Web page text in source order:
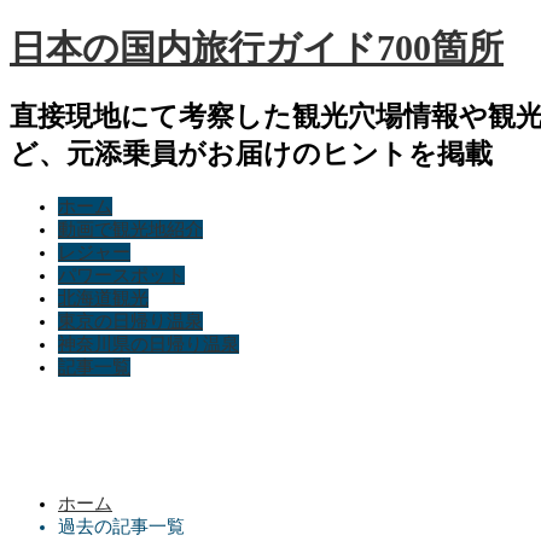
日本の国内旅行ガイド700箇所
直接現地にて考察した観光穴場情報や観
ど、元添乗員がお届けのヒントを掲載
ホーム
動画で観光地紹介
レジャー
パワースポット
北海道観光
東京の日帰り温泉
神奈川県の日帰り温泉
記事一覧
ホーム
過去の記事一覧